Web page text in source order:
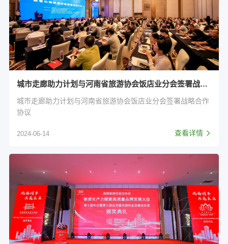
城市走廊助力计划与河南省旅游协会饭店业分会签署战略合作协议
城市走廊助力计划与河南省旅游协会饭店业分会签署战略合作
协议
2024-06-14 查看详情